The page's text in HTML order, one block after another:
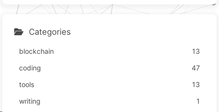
Categories
blockchain
13
coding
47
tools
13
writing
1